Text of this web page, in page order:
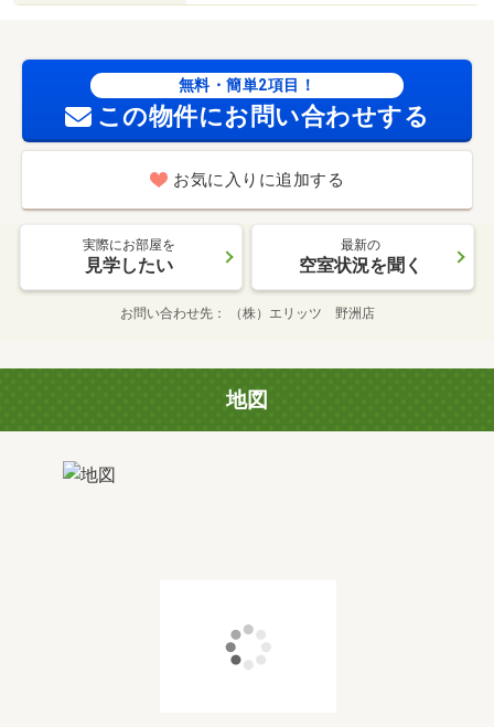
無料・簡単2項目！
この物件にお問い合わせする
お気に入りに追加する
実際にお部屋を
見学したい
最新の
空室状況を聞く
お問い合わせ先 （株）エリッツ 野洲店
地図